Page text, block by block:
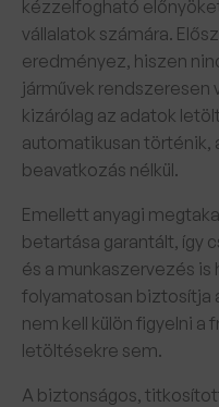
kézzelfogható
vállalatok számára.
eredményez, hiszen
járművek rendszeresen
kizárólag az adatok
automatikusan történik,
beavatkozás nélkül.
Emellett anyagi
betartása garantált, így
és a munkaszervezés
folyamatosan biztosítja
nem kell külön figyelni a
letöltésekre sem.
A biztonságos,